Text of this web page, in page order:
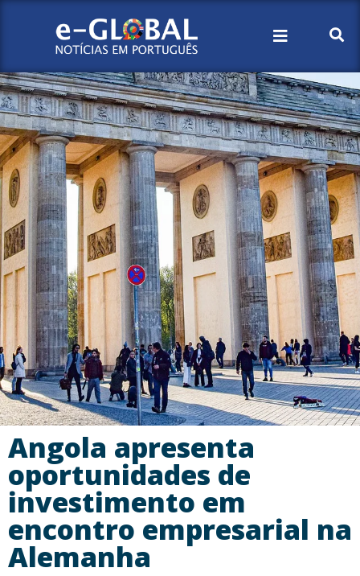
Angola apresenta
oportunidades de
investimento em
encontro empresarial na
Alemanha